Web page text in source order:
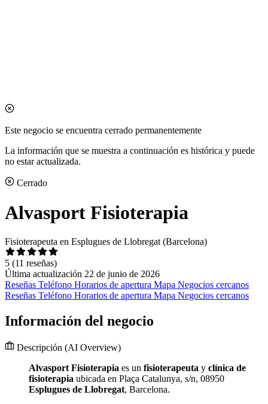
Este negocio se encuentra cerrado permanentemente
La información que se muestra a continuación es histórica y puede
no estar actualizada.
Cerrado
Alvasport Fisioterapia
Fisioterapeuta en Esplugues de Llobregat (Barcelona)
5 (11 reseñas)
Última actualización 22 de junio de 2026
Reseñas Teléfono Horarios de apertura Mapa Negocios cercanos
Reseñas Teléfono Horarios de apertura Mapa Negocios cercanos
Información del negocio
Descripción (AI Overview)
Alvasport Fisioterapia es un fisioterapeuta y clínica de
fisioterapia ubicada en Plaça Catalunya, s/n, 08950
Esplugues de Llobregat, Barcelona.